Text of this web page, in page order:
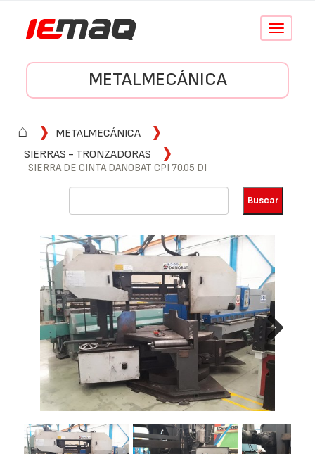
Conmutar
METALMECÁNICA
⌂
METALMECÁNICA
SIERRAS - TRONZADORAS
SIERRA DE CINTA DANOBAT CPI 70.05 DI
Next